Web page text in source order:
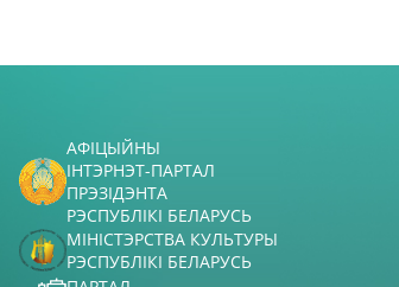
АФІЦЫЙНЫ
ІНТЭРНЭТ-ПАРТАЛ
ПРЭЗІДЭНТА
РЭСПУБЛІКІ БЕЛАРУСЬ
МІНІСТЭРСТВА КУЛЬТУРЫ
РЭСПУБЛІКІ БЕЛАРУСЬ